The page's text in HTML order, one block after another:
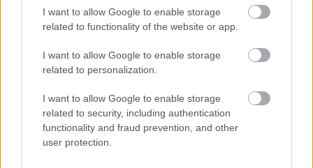
I want to allow Google to enable storage
related to functionality of the website or app.
I want to allow Google to enable storage
related to personalization.
I want to allow Google to enable storage
related to security, including authentication
functionality and fraud prevention, and other
user protection.
Kαθαρίζεις τα παπούτσια σου με υγρά
asap
Ζώδια σήμερα (9/8): Ανοίγουν δρόμοι για το
μέλλον - Τι προβλέπεται για κάθε ζώδιο